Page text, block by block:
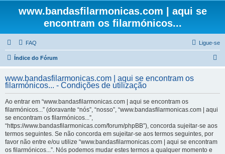
www.bandasfilarmonicas.com | aqui se
encontram os filarmónicos...
FAQ Ligue-se
Índice do Fórum
q
www.bandasfilarmonicas.com | aqui se encontram os
filarmónicos... - Condições de utilização
Ao entrar em “www.bandasfilarmonicas.com | aqui se encontram os
filarmónicos...” (doravante “nós”, “nosso”, “www.bandasfilarmonicas.com | aqui
se encontram os filarmónicos...”,
“https://www.bandasfilarmonicas.com/forum/phpBB”), concorda sujeitar-se aos
termos seguintes. Se não concorda em sujeitar-se aos termos seguintes, por
favor não entre e/ou utilize “www.bandasfilarmonicas.com | aqui se encontram
os filarmónicos...”. Nós podemos mudar estes termos a qualquer momento e